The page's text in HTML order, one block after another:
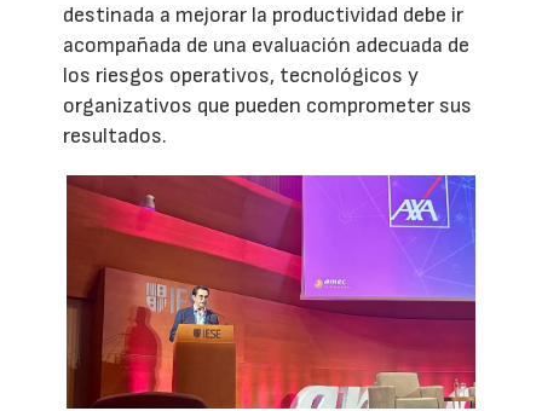
destinada a mejorar la productividad debe ir
acompañada de una evaluación adecuada de
los riesgos operativos, tecnológicos y
organizativos que pueden comprometer sus
resultados.